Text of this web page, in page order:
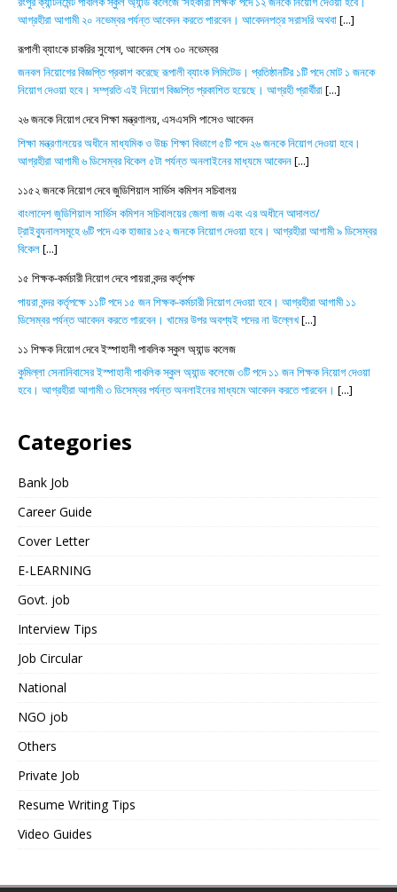
আগ্রহীরা আগামী ২০ নভেম্বর পর্যন্ত আবেদন করতে পারবেন। আবেদনপত্র সরাসরি অথবা[...]
রূপালী ব্যাংকে চাকরির সুযোগ, আবেদন শেষ ৩০ নভেম্বর
জনবল নিয়োগের বিজ্ঞপ্তি প্রকাশ করেছে রূপালী ব্যাংক লিমিটেড। প্রতিষ্ঠানটির ১টি পদে মোট ১ জনকে
নিয়োগ দেওয়া হবে। সম্প্রতি এই নিয়োগ বিজ্ঞপ্তি প্রকাশিত হয়েছে। আগ্রহী প্রার্থীরা[...]
২৬ জনকে নিয়োগ দেবে শিক্ষা মন্ত্রণালয়, এসএসসি পাসেও আবেদন
শিক্ষা মন্ত্রণালয়ের অধীনে মাধ্যমিক ও উচ্চ শিক্ষা বিভাগে ৫টি পদে ২৬ জনকে নিয়োগ দেওয়া হবে।
আগ্রহীরা আগামী ৬ ডিসেম্বর বিকেল ৫টা পর্যন্ত অনলাইনের মাধ্যমে আবেদন[...]
১১৫২ জনকে নিয়োগ দেবে জুডিশিয়াল সার্ভিস কমিশন সচিবালয়
বাংলাদেশ জুডিশিয়াল সার্ভিস কমিশন সচিবালয়ের জেলা জজ এবং এর অধীনে আদালত/
ট্রাইব্যুনালসমূহে ৬টি পদে এক হাজার ১৫২ জনকে নিয়োগ দেওয়া হবে। আগ্রহীরা আগামী ৯ ডিসেম্বর
বিকেল[...]
১৫ শিক্ষক-কর্মচারী নিয়োগ দেবে পায়রা বন্দর কর্তৃপক্ষ
পায়রা বন্দর কর্তৃপক্ষে ১১টি পদে ১৫ জন শিক্ষক-কর্মচারী নিয়োগ দেওয়া হবে। আগ্রহীরা আগামী ১১
ডিসেম্বর পর্যন্ত আবেদন করতে পারবেন। খামের উপর অবশ্যই পদের না উল্লেখ[...]
১১ শিক্ষক নিয়োগ দেবে ইস্পাহানী পাবলিক স্কুল অ্যান্ড কলেজ
কুমিল্লা সেনানিবাসের ইস্পাহানী পাবলিক স্কুল অ্যান্ড কলেজে ৩টি পদে ১১ জন শিক্ষক নিয়োগ দেওয়া
হবে। আগ্রহীরা আগামী ৩ ডিসেম্বর পর্যন্ত অনলাইনের মাধ্যমে আবেদন করতে পারবেন। [...]
Categories
Bank Job
Career Guide
Cover Letter
E-LEARNING
Govt. job
Interview Tips
Job Circular
National
NGO job
Others
Private Job
Resume Writing Tips
Video Guides